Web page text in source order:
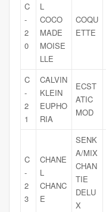
C
-
2
0
L
COCO
MADE
MOISE
LLE
COQU
ETTE
C
-
2
1
CALVIN
KLEIN
EUPHO
RIA
ECST
ATIC
MOD
C
-
2
3
CHANE
L
CHANC
E
SENK
A/MIX
CHAN
TIE
DELU
X